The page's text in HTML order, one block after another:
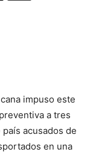
impuso este
a tres
acusados de
en una